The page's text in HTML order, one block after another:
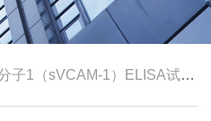
1（sVCAM-1）ELISA试剂盒